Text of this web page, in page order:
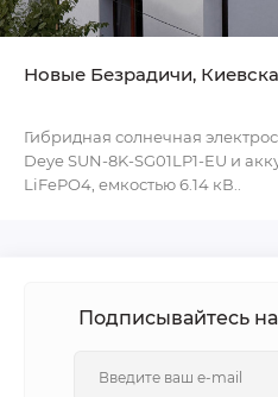
Новые Безрадичи,
Гибридная солнечная
Deye SUN-8K-SG01LP1-EU и
LiFePO4, емкостью 6.14 кВ..
Подписывайтесь